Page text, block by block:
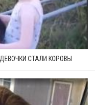
СТАЛИ КОРОВЫ